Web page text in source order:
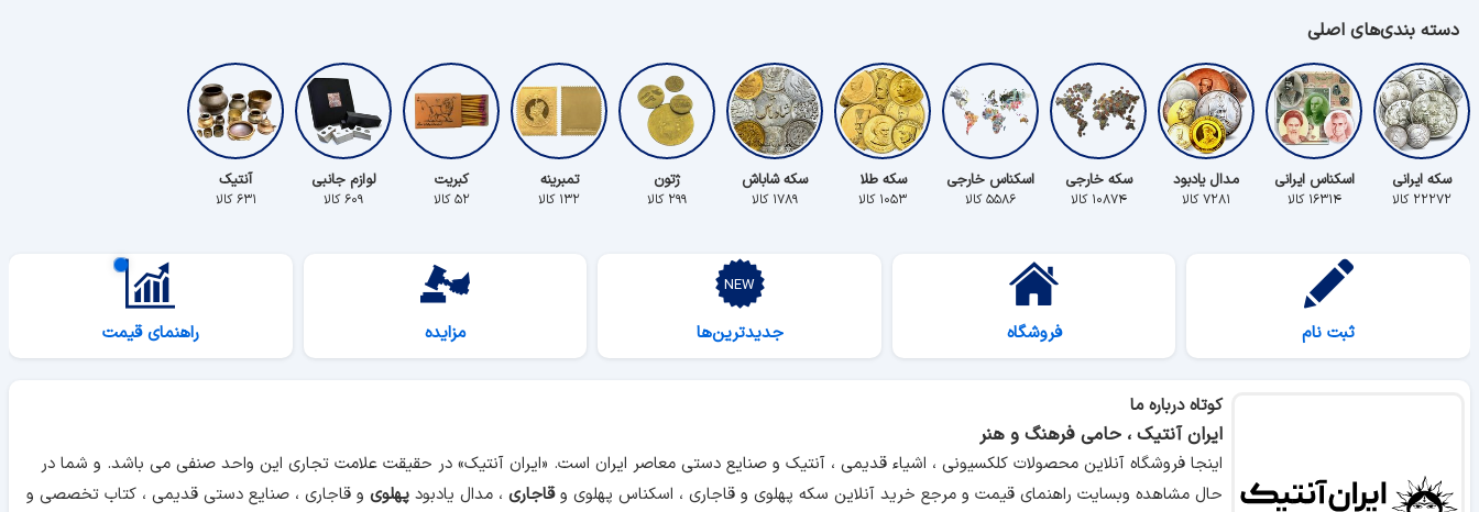
دسته بندی‌های اصلی
سکه ایرانی
۲۲۲۷۲ کالا
اسکناس ایرانی
۱۶۳۱۴ کالا
مدال یادبود
۷۲۸۱ کالا
سکه خارجی
۱۰۸۷۴ کالا
اسکناس خارجی
۵۵۸۶ کالا
سکه طلا
۱۰۵۳ کالا
سکه شاباش
۱۷۸۹ کالا
ژتون
۲۹۹ کالا
تمبرینه
۱۳۲ کالا
کبریت
۵۲ کالا
لوازم جانبی
۶۰۹ کالا
آنتیک
۶۳۱ کالا
ثبت نام فروشگاه جدیدترین‌ها مزایده راهنمای قیمت
کوتاه درباره ما
ایران آنتیک ، حامی فرهنگ و هنر
اینجا فروشگاه آنلاین محصولات کلکسیونی ، اشیاء قدیمی ، آنتیک و صنایع دستی معاصر ایران است. «ایران آنتیک» در حقیقت علامت تجاری این واحد صنفی می باشد. و شما در
حال مشاهده وبسایت راهنمای قیمت و مرجع خرید آنلاین سکه پهلوی و قاجاری ، اسکناس پهلوی وقاجاری ، مدال یادبود پهلوی و قاجاری ، صنایع دستی قدیمی ، کتاب تخصصی و